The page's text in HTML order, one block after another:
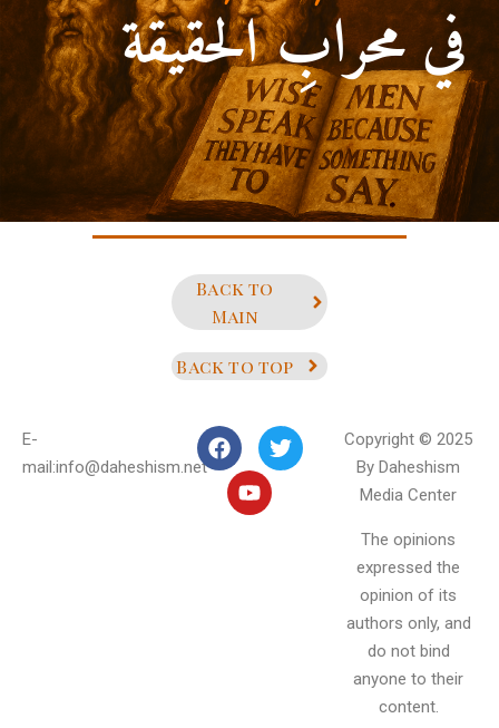
في محرابِ الحقيقة
علي بن أبي طالب)
Back to
Main
Back to top
E-
mail:info@daheshism.net
Copyright © 2025
By Daheshism
Media Center
The opinions
expressed the
opinion of its
authors only, and
do not bind
anyone to their
content.